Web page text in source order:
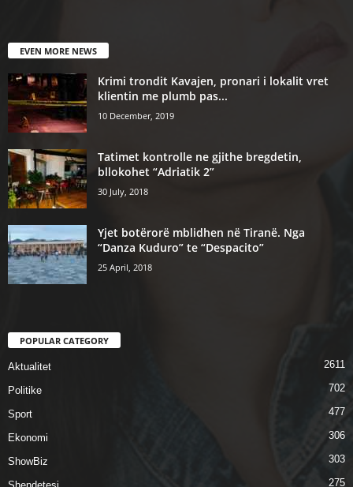
EVEN MORE NEWS
Krimi trondit Kavajen, pronari i lokalit vret
klientin me plumb pas...
10 December, 2019
Tatimet kontrolle ne gjithe bregdetin,
bllokohet “Adriatik 2”
30 July, 2018
Yjet botërorë mblidhen në Tiranë. Nga
“Danza Kuduro” te “Despacito”
25 April, 2018
POPULAR CATEGORY
Aktualitet 2611
Politike 702
Sport 477
Ekonomi 306
ShowBiz 303
275